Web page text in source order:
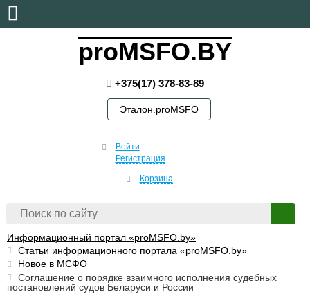
proMSFO.BY
+375(17) 378-83-89
Эталон.proMSFO
Войти
Регистрация
Корзина
Информационный портал «proMSFO.by»
Статьи информационного портала «proMSFO.by»
Новое в МСФО
Соглашение о порядке взаимного исполнения судебных
постановлений судов Беларуси и России